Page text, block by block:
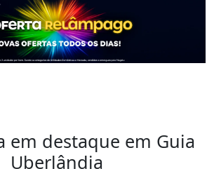
em destaque em Guia
Uberlândia